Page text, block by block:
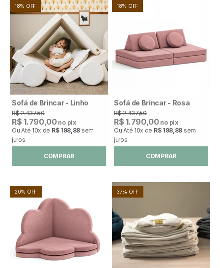
18% OFF
Sofá de Brincar - Linho
R$ 2.437,50
R$ 1.790,00no pix
Ou Até 10x de R$ 198,88 sem
juros
COMPRAR
18% OFF
Sofá de Brincar - Rosa
R$ 2.437,50
R$ 1.790,00no pix
Ou Até 10x de R$ 198,88 sem
juros
COMPRAR
20% OFF 37% OFF